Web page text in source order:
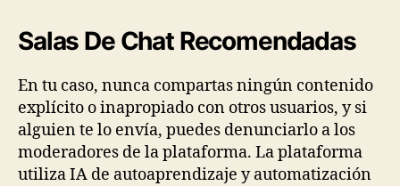
Salas De Chat Recomendadas
En tu caso, nunca compartas ningún contenido
explícito o inapropiado con otros usuarios, y si
alguien te lo envía, puedes denunciarlo a los
moderadores de la plataforma. La plataforma
utiliza IA de autoaprendizaje y automatización